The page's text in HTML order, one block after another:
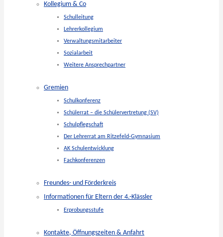
Kollegium & Co
Schulleitung
Lehrerkollegium
Verwaltungsmitarbeiter
Sozialarbeit
Weitere Ansprechpartner
Gremien
Schulkonferenz
Schülerrat – die Schülervertretung (SV)
Schulpflegschaft
Der Lehrerrat am Ritzefeld-Gymnasium
AK Schulentwicklung
Fachkonferenzen
Freundes- und Förderkreis
Informationen für Eltern der 4.-Klässler
Erprobungsstufe
Kontakte, Öffnungszeiten & Anfahrt